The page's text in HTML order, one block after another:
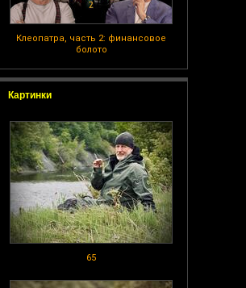
Клеопатра, часть 2: финансовое
болото
Картинки
65